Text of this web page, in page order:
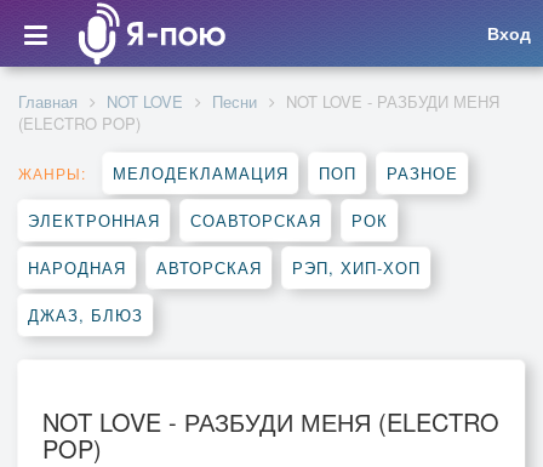
Вход
Главная NOT LOVE Песни
NOT LOVE - РАЗБУДИ МЕНЯ
(ELECTRO POP)
ЖАНРЫ: МЕЛОДЕКЛАМАЦИЯ ПОП РАЗНОЕ
ЭЛЕКТРОННАЯ СОАВТОРСКАЯ РОК
НАРОДНАЯ АВТОРСКАЯ РЭП, ХИП-ХОП
ДЖАЗ, БЛЮЗ
NOT LOVE - РАЗБУДИ МЕНЯ (ELECTRO
POP)